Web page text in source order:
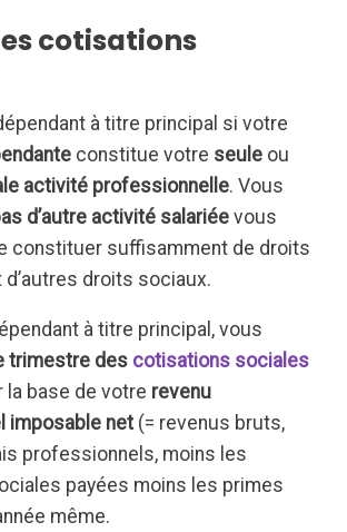
cotisations
à titre principal si votre
constitue votre seule ou
activité professionnelle. Vous
d’autre activité salariéevous
constituer suffisamment de droits
d’autres droits sociaux.
à titre principal, vous
trimestre des cotisations sociales
base de votre revenu
imposable net (= revenus bruts,
professionnels, moins les
payées moins les primes
même.